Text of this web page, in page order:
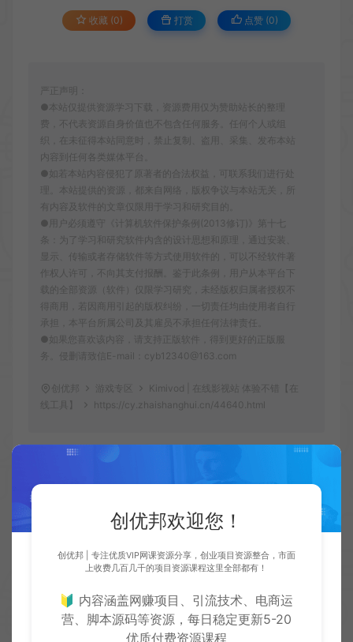
收藏 (0) 打赏 点赞 (0)
严正声明：
●本站仅提供资源学习下载，资源费用仅为赞助站长的整理
费，不代表资源自身价值也不包含任何服务。任何个人或组
织，在未征得本站同意时，禁止复制、盗用、采集、发布本站
内容到任何各类媒体平台。
●如若本站内容侵犯了原著者的合法权益，可联系我们进行处
理。本站提供的资源，都来自网络，版权争议与本站无关，所
有内容及软件的文章仅限用于学习和研究目的。
●用户必须遵守《计算机软件保护条例(2013修订)》第十七
条：为了学习和研究软件内含的设计思想和原理，通过安装、
显示、传输或者存储软件等方式使用软件的，可以不经软件著
作权人许可，不向其支付报酬。鉴于此条例，用户从本平台下
载的全部资源（软件）仅限学习研究，未经版权归属者授权不
得商用，若因商用引起的版权纠纷，一切责任均由使用者自行
承担，本平台所属公司及其雇员不承担任何法律责任。
●如果您喜欢该内容，请支持正版软件，得到更好的正版服
务。侵删请致信E-mail：cyb12340@163.com
创优邦 游戏专区
Kimivod | 在线影视站 体验不错【在
线工具】
https://cy.zhaishanghui.cn/44640.html
创优 创优邦，12年风雨同舟，欢迎您一起缔造！
上一篇：
抖音小游戏小兵开炮无限免广内购【游戏专区】
下一篇：
创优邦欢迎您！
创优邦 | 专注优质VIP网课资源分享，创业项目资源整合，市面
上收费几百几千的项目资源课程这里全部都有！
🔰 内容涵盖网赚项目、引流技术、电商运
营、脚本源码等资源，每日稳定更新5-20
优质付费资源课程